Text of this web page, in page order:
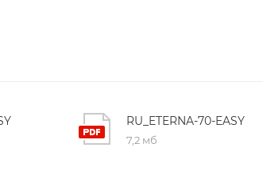
совместимости (98/37/СЕ, 2004/
RU_ETERNA-70-EASY
7,2 мб